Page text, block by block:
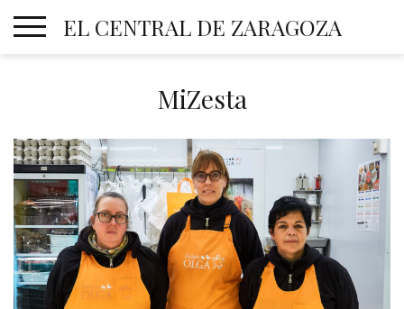
EL CENTRAL DE ZARAGOZA
MiZesta